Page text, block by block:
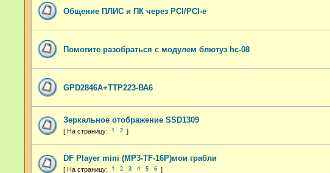
Общение ПЛИС и ПК через PCI/PCI-e
Помогите разобраться с модулем блютуз hc-08
GPD2846A+TTP223-ВА6
Зеркальное отображение SSD1309
1 2
DF Player mini (MP3-TF-16P)мои грабли
1 2 3 4 5 6